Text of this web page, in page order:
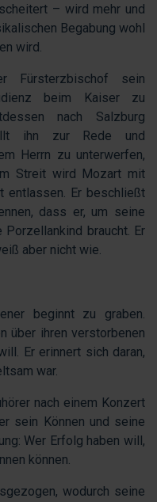
– wird mehr und
Begabung wohl
wird.
Fürsterzbischof sein
beim Kaiser zu
nach Salzburg
ihn zur Rede und
Herrn zu unterwerfen,
Streit wird Mozart mit
entlassen. Er beschließt
dass er, um seine
braucht. Er
aber nicht wie.
beginnt zu graben.
über ihren verstorbenen
Er erinnert sich daran,
war.
nach einem Konzert
sein Können und seine
Wer Erfolg haben will,
können.
wodurch seine